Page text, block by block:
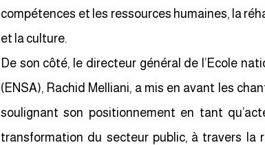
compétences et les ressources humaines, la
et la culture.
De son côté, le directeur général de l’Ecole
(ENSA), Rachid Melliani, a mis en avant les
soulignant son positionnement en tant
transformation du secteur public, à travers la